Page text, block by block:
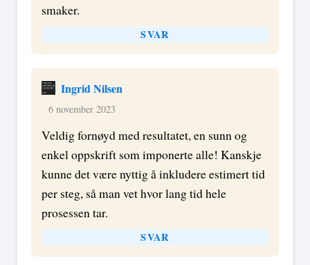
smaker.
SVAR
Ingrid Nilsen
6 november 2023
Veldig fornøyd med resultatet, en sunn og
enkel oppskrift som imponerte alle! Kanskje
kunne det være nyttig å inkludere estimert tid
per steg, så man vet hvor lang tid hele
prosessen tar.
SVAR